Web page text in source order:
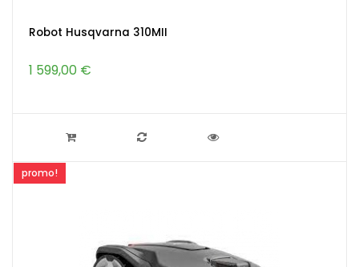
Robot Husqvarna 310MII
1 599,00 €
promo!